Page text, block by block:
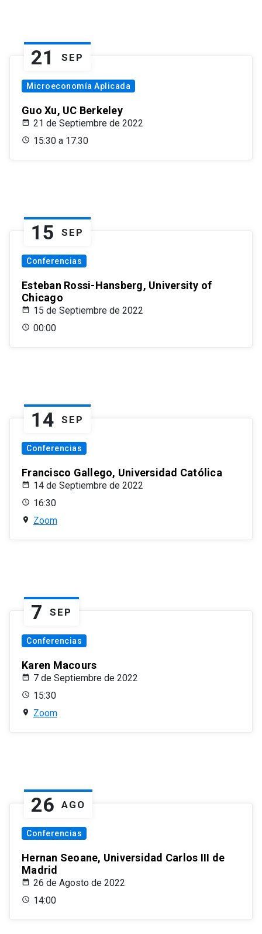
21 SEP
Microeconomía Aplicada
Guo Xu, UC Berkeley
21 de Septiembre de 2022
15:30 a 17:30
15 SEP
Conferencias
Esteban Rossi-Hansberg, University of
Chicago
15 de Septiembre de 2022
00:00
14 SEP
Conferencias
Francisco Gallego, Universidad Católica
14 de Septiembre de 2022
16:30
Zoom
7 SEP
Conferencias
Karen Macours
7 de Septiembre de 2022
15:30
Zoom
26 AGO
Conferencias
Hernan Seoane, Universidad Carlos III de
Madrid
26 de Agosto de 2022
14:00